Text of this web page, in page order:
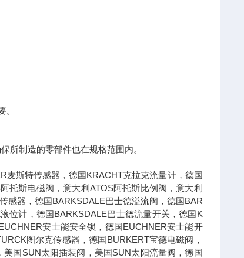
。
所制造的零部件也在规格范围内。
麦斯特传感器，德国KRACHT克拉克流量计，德国
托斯电磁阀，意大利ATOS阿托斯比例阀，意大利
感器，德国BARKSDALE巴士德溢流阀，德国BAR
位计，德国BARKSDALE巴士德流量开关，德国K
安士能安全锁，德国EUCHNER安士能开
图尔克传感器，德国BURKERT宝德电磁阀，
国SUN太阳插装阀，美国SUN太阳流量阀，德国